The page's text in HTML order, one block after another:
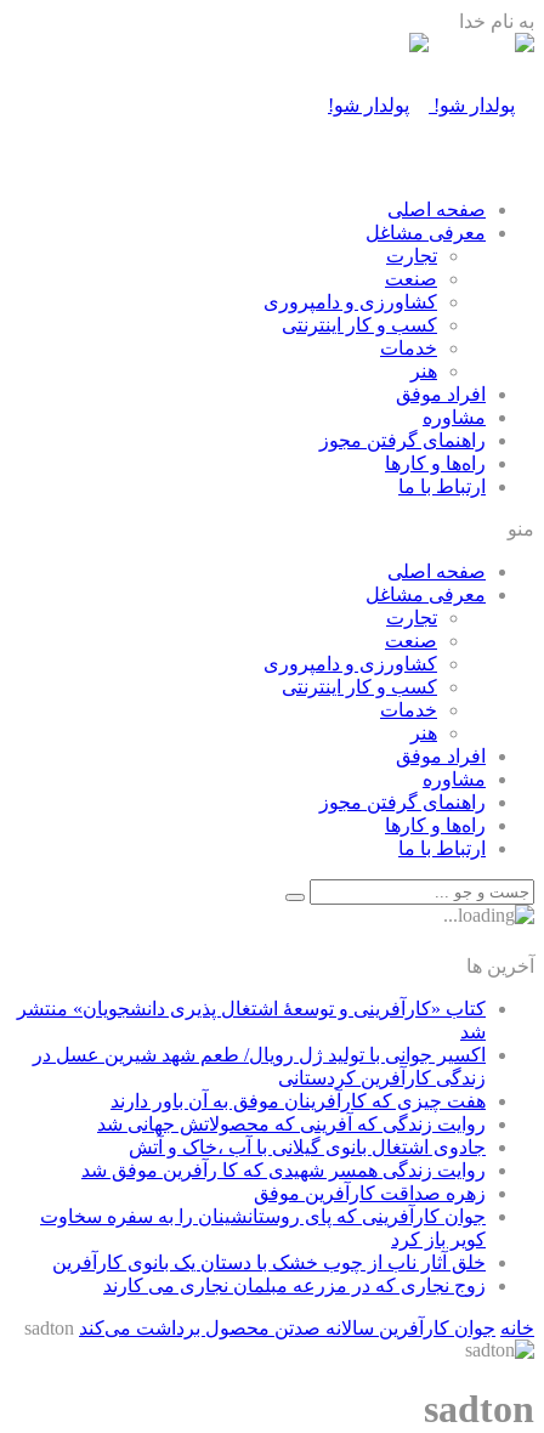
به نام خدا
صفحه اصلی
معرفی مشاغل
تجارت
صنعت
كشاورزی و دامپروری
كسب و كار اينترنتی
خدمات
هنر
افراد موفق
مشاوره
راهنمای گرفتن مجوز
راه‌ها و كارها
ارتباط با ما
منو
صفحه اصلی
معرفی مشاغل
تجارت
صنعت
كشاورزی و دامپروری
كسب و كار اينترنتی
خدمات
هنر
افراد موفق
مشاوره
راهنمای گرفتن مجوز
راه‌ها و كارها
ارتباط با ما
آخرین ها
کتاب «کارآفرینی و توسعۀ اشتغال پذیری دانشجویان» منتشر
شد
اکسیر جوانی با تولید ژل رویال/ طعم شهد شیرین عسل‌ در
زندگی کارآفرین کردستانی
هفت چیزی که کارآفرینان موفق به آن باور دارند
روایت زندگی که آفرینی که محصولاتش جهانی شد
جادوی اشتغال بانوی گیلانی با آب ،خاک و آتش
روایت زندگی همسر شهیدی که کا رآفرین موفق شد
زهره صداقت کارآفرین موفق
جوان کارآفرینی که پای روستانشینان را به سفره سخاوت
کویر باز کرد
خلق آثار ناب از چوب خشک با دستان یک بانوی کارآفرین
زوج نجاری که در مزرعه مبلمان نجاری می کارند
خانه جوان کارآفرین سالانه صدتن محصول برداشت می‌کند sadton
sadton